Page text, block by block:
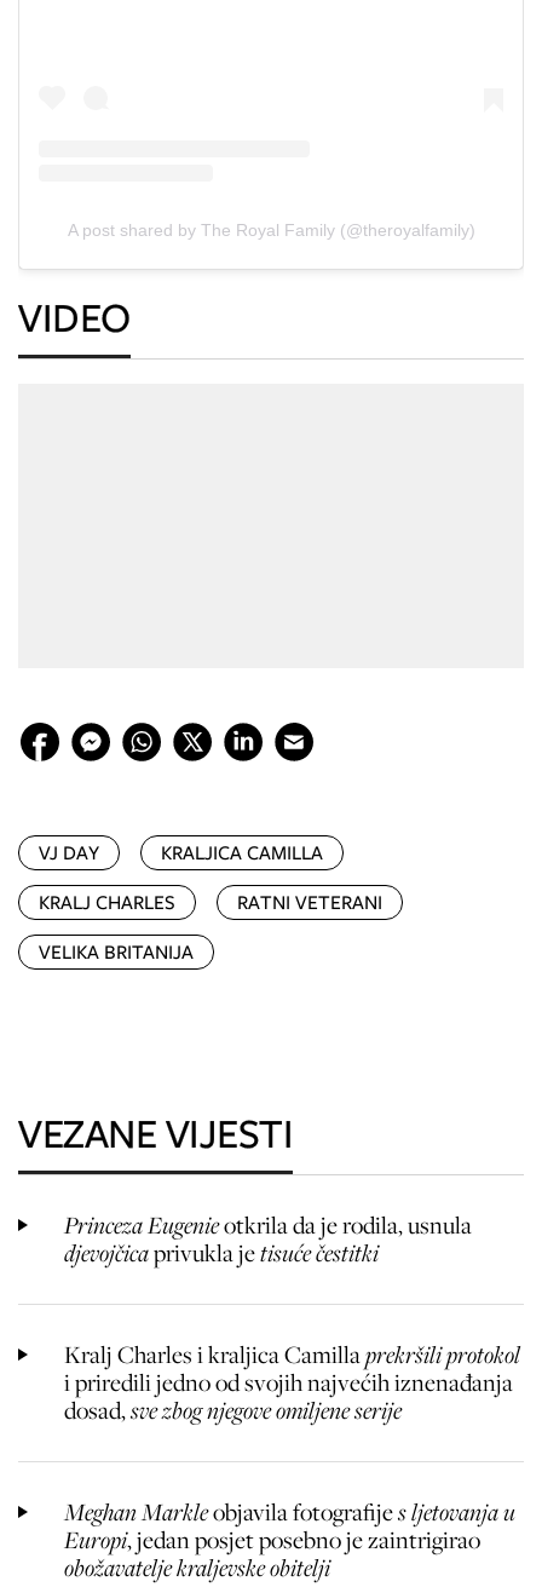
A post shared by The Royal Family (@theroyalfamily)
VIDEO
VJ DAY
KRALJICA CAMILLA
KRALJ CHARLES
RATNI VETERANI
VELIKA BRITANIJA
VEZANE VIJESTI
Princeza Eugenieotkrila da je rodila, usnula
djevojčicaprivukla jetisuće čestitki
Kralj Charles i kraljica Camillaprekršili protokol
i priredili jedno od svojih najvećih iznenađanja
dosad,sve zbog njegove omiljene serije
Meghan Markleobjavila fotografijes ljetovanja u
Europi, jedan posjet posebno je zaintrigirao
obožavatelje kraljevske obitelji